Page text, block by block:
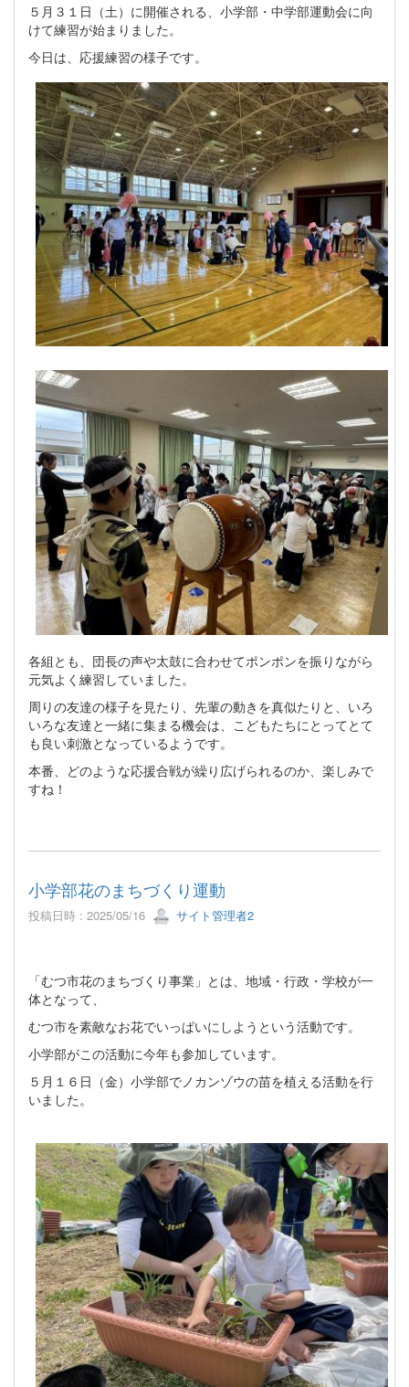
５月３１日（土）に開催される、小学部・中学部運動会に向
けて練習が始まりました。
今日は、応援練習の様子です。
各組とも、団長の声や太鼓に合わせてポンポンを振りながら
元気よく練習していました。
周りの友達の様子を見たり、先輩の動きを真似たりと、いろ
いろな友達と一緒に集まる機会は、こどもたちにとってとて
も良い刺激となっているようです。
本番、どのような応援合戦が繰り広げられるのか、楽しみで
すね！
小学部花のまちづくり運動
投稿日時 : 2025/05/16 サイト管理者2
「むつ市花のまちづくり事業」とは、地域・行政・学校が一
体となって、
むつ市を素敵なお花でいっぱいにしようという活動です。
小学部がこの活動に今年も参加しています。
５月１６日（金）小学部でノカンゾウの苗を植える活動を行
いました。